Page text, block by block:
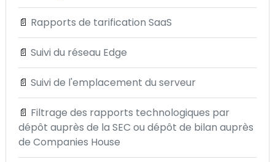
📄 Rapports de tarification SaaS
📄 Suivi du réseau Edge
📄 Suivi de l'emplacement du serveur
📄 Filtrage des rapports technologiques par
dépôt auprès de la SEC ou dépôt de bilan auprès
de Companies House